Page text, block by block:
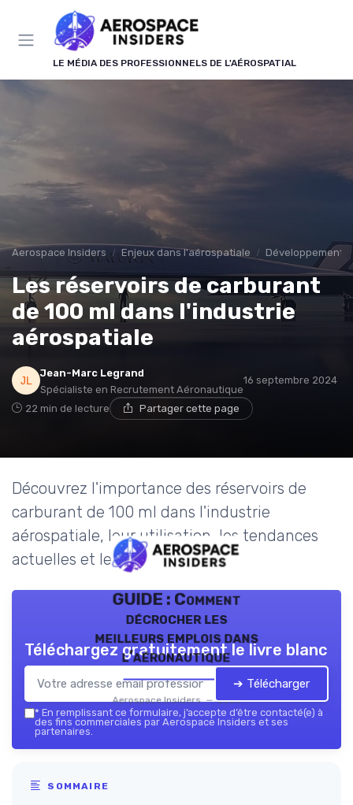
LE MÉDIA DES PROFESSIONNELS DE L'AÉROSPATIAL
Aerospace Insiders Enjeux dans l'aérospatiale Développement
Les réservoirs de carburant
de 100 ml dans l'industrie
aérospatiale
Jean-Marc Legrand
Spécialiste en Recrutement Aéronautique
16 septembre 2024
22 min de lecture Partager cette page
Découvrez l'importance des réservoirs de
carburant de 100 ml dans l'industrie
aérospatiale, leur utilisation, les tendances
actuelles et les avis d'experts.
GUIDE : Comment
décrocher les
meilleurs emplois dans
l’aéronautique
Aerospace Insiders — 2026
Téléchargez gratuitement le livre blanc
➔ Télécharger
* En remplissant ce formulaire, j’accepte d’être contacté(e) à
des fins commerciales par Aerospace Insiders et ses
partenaires.
SOMMAIRE
Panneau de gestion des cookies